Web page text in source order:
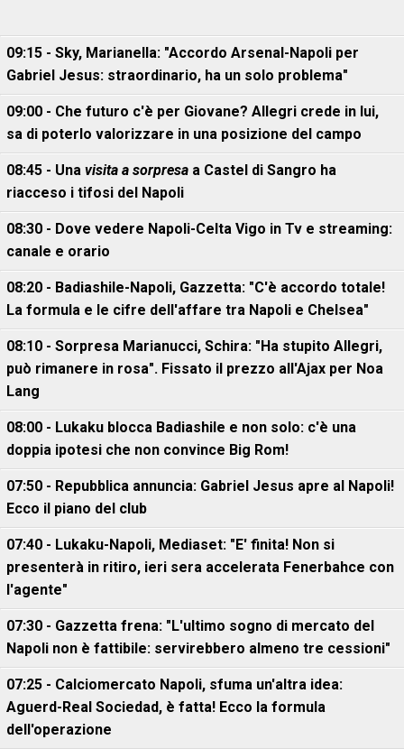
09:15 - Sky, Marianella: "Accordo Arsenal-Napoli per
Gabriel Jesus: straordinario, ha un solo problema"
09:00 - Che futuro c'è per Giovane? Allegri crede in lui,
sa di poterlo valorizzare in una posizione del campo
08:45 - Una visita a sorpresa a Castel di Sangro ha
riacceso i tifosi del Napoli
08:30 - Dove vedere Napoli-Celta Vigo in Tv e streaming:
canale e orario
08:20 - Badiashile-Napoli, Gazzetta: "C'è accordo totale!
La formula e le cifre dell'affare tra Napoli e Chelsea"
08:10 - Sorpresa Marianucci, Schira: "Ha stupito Allegri,
può rimanere in rosa". Fissato il prezzo all'Ajax per Noa
Lang
08:00 - Lukaku blocca Badiashile e non solo: c'è una
doppia ipotesi che non convince Big Rom!
07:50 - Repubblica annuncia: Gabriel Jesus apre al Napoli!
Ecco il piano del club
07:40 - Lukaku-Napoli, Mediaset: "E' finita! Non si
presenterà in ritiro, ieri sera accelerata Fenerbahce con
l'agente"
07:30 - Gazzetta frena: "L'ultimo sogno di mercato del
Napoli non è fattibile: servirebbero almeno tre cessioni"
07:25 - Calciomercato Napoli, sfuma un'altra idea:
Aguerd-Real Sociedad, è fatta! Ecco la formula
dell'operazione